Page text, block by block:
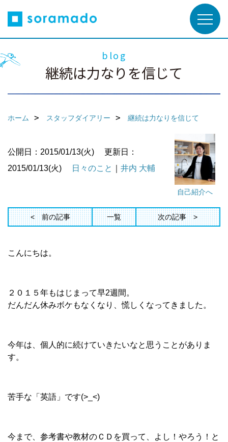
blog
継続は力なりを信じて
ホーム スタッフダイアリー 継続は力なりを信じて
自己紹介へ
公開日：2015/01/13(火)
更新日：
2015/01/13(火)
日々のこと 井内 大輔
前の記事 一覧 次の記事
こんにちは。
２０１５年もはじまって早2週間。
だんだん休みボケもなくなり、慌しくなってきました。
今年は、個人的に続けていきたいなと思うことがありま
す。
苦手な 「英語」 です(>_<)
今まで、参考書や教材のＣＤを買って、よし！やろう！と